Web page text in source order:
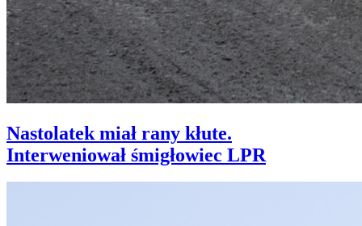
Nastolatek miał rany kłute.
Interweniował śmigłowiec LPR